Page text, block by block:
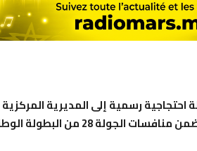
احتجاجية رسمية إلى المديرية
المواجهة التي جمعته بنادي اتحاد تواركة